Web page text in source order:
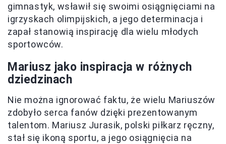
gimnastyk, wsławił się swoimi osiągnięciami na
igrzyskach olimpijskich, a jego determinacja i
zapał stanowią inspirację dla wielu młodych
sportowców.
Mariusz jako inspiracja w różnych
dziedzinach
Nie można ignorować faktu, że wielu Mariuszów
zdobyło serca fanów dzięki prezentowanym
talentom. Mariusz Jurasik, polski piłkarz ręczny,
stał się ikoną sportu, a jego osiągnięcia na